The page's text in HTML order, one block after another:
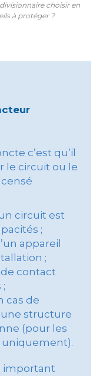
choisir en
à protéger ?
c’est qu’il
le circuit ou le
circuit est
;
appareil
;
contact
cas de
structure
(pour les
important